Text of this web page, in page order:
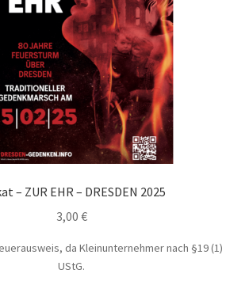
– ZUR EHR – DRESDEN 2025
3,00 €
da Kleinunternehmer nach §19 (1)
UStG.